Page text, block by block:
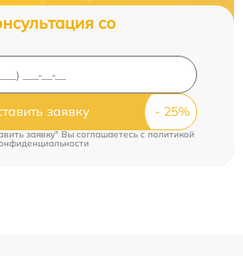
со
заявку
заявку" Вы соглашаетесь cполитикой